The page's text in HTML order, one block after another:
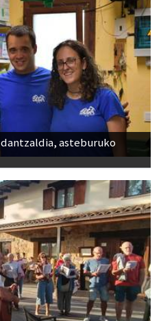
asteburuko